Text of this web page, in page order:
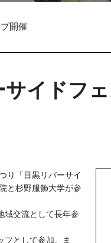
開催
イドフ
り「目黒リバーサイ
と杉野服飾大学が参
域交流として長年参
フとして参加。ま